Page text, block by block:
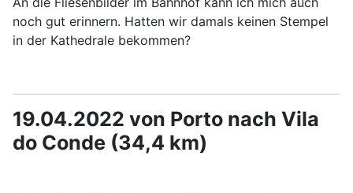
noch gut erinnern. Hatten wir damals keinen Stempel
in der Kathedrale bekommen?
19.04.2022 von Porto nach Vila
do Conde (34,4 km)